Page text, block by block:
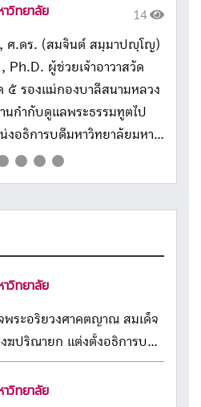
าวิทยาลัย 14
, ศ.ดร. (สมจินต์ สมฺมาปญฺโญ)
ผู้ช่วยเจ้าอาวาสวัด
๕ รองแม่กองบาลีสนามหลวง
นกำกับดูแลพระธรรมทูตไป
งอธิการบดีมหาวิทยาลัยมหา
ออีกสมัย นับเป็นการดำรง
กัน
าวิทยาลัย
ระอริยวงศาคตญาณ สมเด็จ
ฆปริณายก แต่งตั้งอธิการบดี
รณราชวิทยาลัย
าวิทยาลัย